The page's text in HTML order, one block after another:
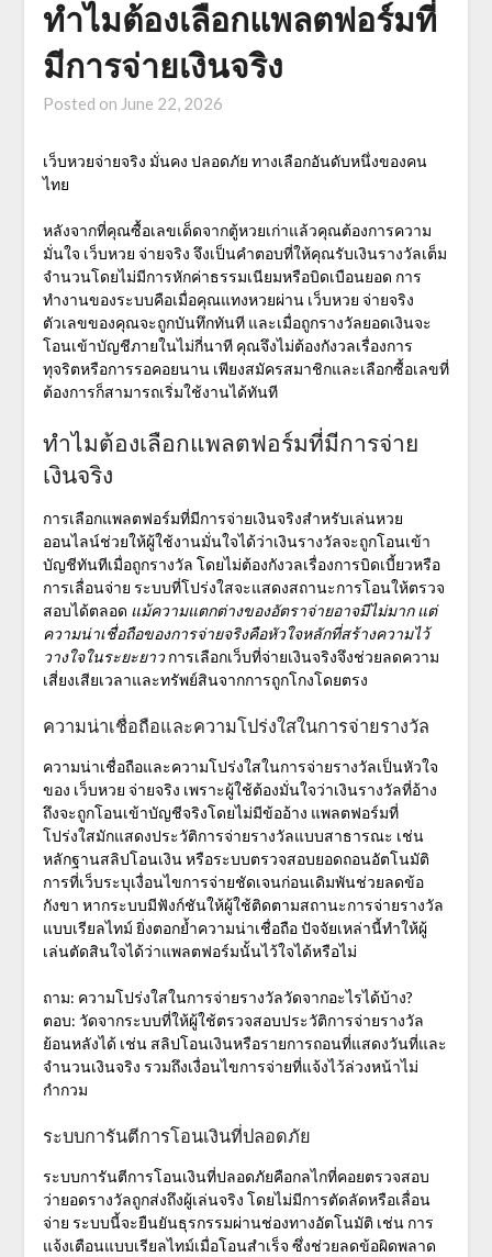
ทำไมต้องเลือกแพลตฟอร์มที่
มีการจ่ายเงินจริง
Posted on June 22, 2026
เว็บหวยจ่ายจริง มั่นคง ปลอดภัย ทางเลือกอันดับหนึ่งของคน
ไทย
หลังจากที่คุณซื้อเลขเด็ดจากตู้หวยเก่าแล้วคุณต้องการความ
มั่นใจ เว็บหวย จ่ายจริง จึงเป็นคำตอบที่ให้คุณรับเงินรางวัลเต็ม
จำนวนโดยไม่มีการหักค่าธรรมเนียมหรือบิดเบือนยอด การ
ทำงานของระบบคือเมื่อคุณแทงหวยผ่าน เว็บหวย จ่ายจริง
ตัวเลขของคุณจะถูกบันทึกทันที และเมื่อถูกรางวัลยอดเงินจะ
โอนเข้าบัญชีภายในไม่กี่นาที คุณจึงไม่ต้องกังวลเรื่องการ
ทุจริตหรือการรอคอยนาน เพียงสมัครสมาชิกและเลือกซื้อเลขที่
ต้องการก็สามารถเริ่มใช้งานได้ทันที
ทำไมต้องเลือกแพลตฟอร์มที่มีการจ่าย
เงินจริง
การเลือกแพลตฟอร์มที่มีการจ่ายเงินจริงสำหรับเล่นหวย
ออนไลน์ช่วยให้ผู้ใช้งานมั่นใจได้ว่าเงินรางวัลจะถูกโอนเข้า
บัญชีทันทีเมื่อถูกรางวัล โดยไม่ต้องกังวลเรื่องการบิดเบี้ยวหรือ
การเลื่อนจ่าย ระบบที่โปร่งใสจะแสดงสถานะการโอนให้ตรวจ
สอบได้ตลอด แม้ความแตกต่างของอัตราจ่ายอาจมีไม่มาก แต่
ความน่าเชื่อถือของการจ่ายจริงคือหัวใจหลักที่สร้างความไว้
วางใจในระยะยาวการเลือกเว็บที่จ่ายเงินจริงจึงช่วยลดความ
เสี่ยงเสียเวลาและทรัพย์สินจากการถูกโกงโดยตรง
ความน่าเชื่อถือและความโปร่งใสในการจ่ายรางวัล
ความน่าเชื่อถือและความโปร่งใสในการจ่ายรางวัลเป็นหัวใจ
ของ เว็บหวย จ่ายจริง เพราะผู้ใช้ต้องมั่นใจว่าเงินรางวัลที่อ้าง
ถึงจะถูกโอนเข้าบัญชีจริงโดยไม่มีข้ออ้าง แพลตฟอร์มที่
โปร่งใสมักแสดงประวัติการจ่ายรางวัลแบบสาธารณะ เช่น
หลักฐานสลิปโอนเงิน หรือระบบตรวจสอบยอดถอนอัตโนมัติ
การที่เว็บระบุเงื่อนไขการจ่ายชัดเจนก่อนเดิมพันช่วยลดข้อ
กังขา หากระบบมีฟังก์ชันให้ผู้ใช้ติดตามสถานะการจ่ายรางวัล
แบบเรียลไทม์ ยิ่งตอกย้ำความน่าเชื่อถือ ปัจจัยเหล่านี้ทำให้ผู้
เล่นตัดสินใจได้ว่าแพลตฟอร์มนั้นไว้ใจได้หรือไม่
ถาม: ความโปร่งใสในการจ่ายรางวัลวัดจากอะไรได้บ้าง?
ตอบ: วัดจากระบบที่ให้ผู้ใช้ตรวจสอบประวัติการจ่ายรางวัล
ย้อนหลังได้ เช่น สลิปโอนเงินหรือรายการถอนที่แสดงวันที่และ
จำนวนเงินจริง รวมถึงเงื่อนไขการจ่ายที่แจ้งไว้ล่วงหน้าไม่
กำกวม
ระบบการันตีการโอนเงินที่ปลอดภัย
ระบบการันตีการโอนเงินที่ปลอดภัยคือกลไกที่คอยตรวจสอบ
ว่ายอดรางวัลถูกส่งถึงผู้เล่นจริง โดยไม่มีการตัดลัดหรือเลื่อน
จ่าย ระบบนี้จะยืนยันธุรกรรมผ่านช่องทางอัตโนมัติ เช่น การ
แจ้งเตือนแบบเรียลไทม์เมื่อโอนสำเร็จ ซึ่งช่วยลดข้อผิดพลาด